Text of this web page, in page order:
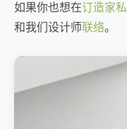
如果你也想在订造家私
和我们设计师联络。